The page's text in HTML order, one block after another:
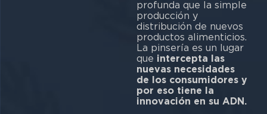
profunda que la simple
producción y
distribución de nuevos
productos alimenticios.
La pinsería es un lugar
que intercepta las
nuevas necesidades
de los consumidores y
por eso tiene la
innovación en su ADN.